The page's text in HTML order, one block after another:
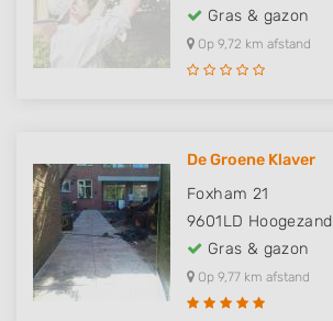
Gras & gazon
Op 9,72 km afstand
De Groene Klaver
Foxham 21
9601LD Hoogezand
Gras & gazon
Op 9,77 km afstand